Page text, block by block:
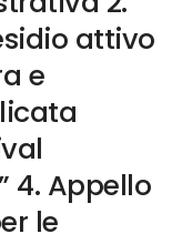
attivo
e
4. Appello
le